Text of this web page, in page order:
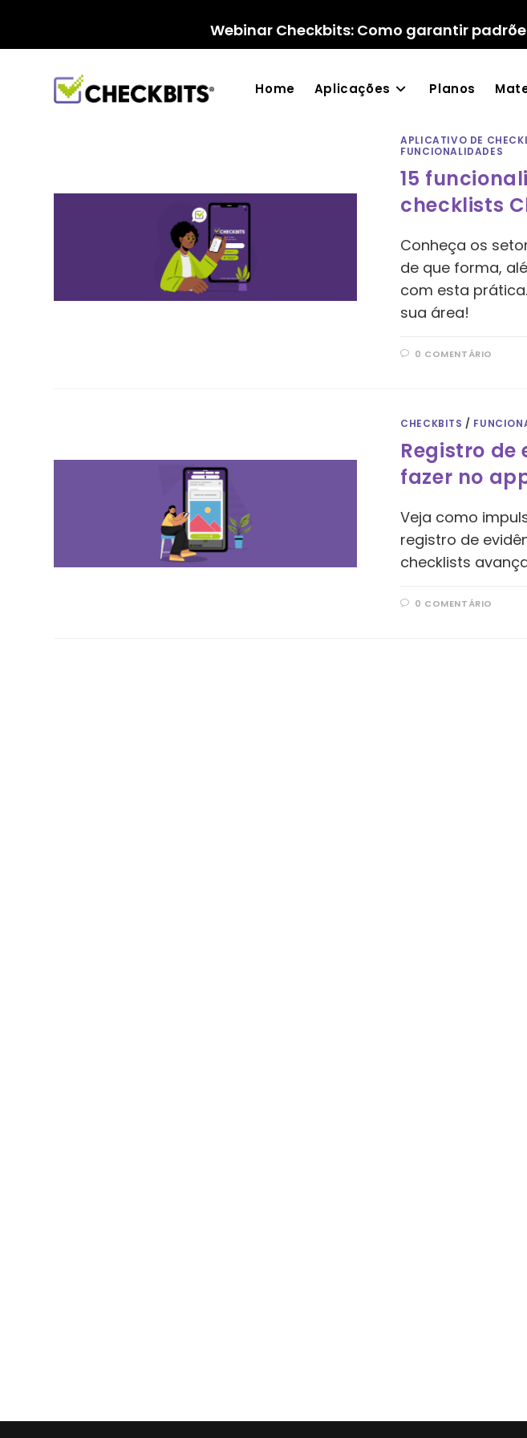
Webinar Checkbits: Como garantir
Home Aplicações Planos
APLICATIVO DE
FUNCIONALIDADES
15
checklists
Conheça os
de que forma,
com esta
sua área!
0 COMENTÁRIO
CHECKBITS /
Registro de
fazer no
Veja como
registro de
checklists
0 COMENTÁRIO